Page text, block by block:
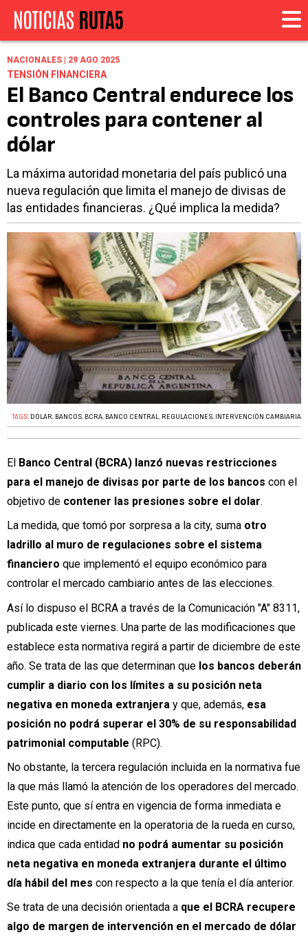
NACIONALES | 29 AGO 2025
TENSIÓN FINANCIERA
El Banco Central endurece los
controles para contener al
dólar
La máxima autoridad monetaria del país publicó una
nueva regulación que limita el manejo de divisas de
las entidades financieras. ¿Qué implica la medida?
TAGS: DÓLAR, BANCOS, BCRA, BANCO CENTRAL, REGULACIONES, INTERVENCIÓN CAMBIARIA
El Banco Central (BCRA) lanzó nuevas restricciones
para el manejo de divisas por parte de los bancos con el
objetivo de contener las presiones sobre el dolar.
La medida, que tomó por sorpresa a la city, suma otro
ladrillo al muro de regulaciones sobre el sistema
financiero que implementó el equipo económico para
controlar el mercado cambiario antes de las elecciones.
Así lo dispuso el BCRA a través de la Comunicación "A" 8311,
publicada este viernes. Una parte de las modificaciones que
establece esta normativa regirá a partir de diciembre de este
año. Se trata de las que determinan que los bancos deberán
cumplir a diario con los límites a su posición neta
negativa en moneda extranjera y que, además, esa
posición no podrá superar el 30% de su responsabilidad
patrimonial computable (RPC).
No obstante, la tercera regulación incluida en la normativa fue
la que más llamó la atención de los operadores del mercado.
Este punto, que sí entra en vigencia de forma inmediata e
incide en directamente en la operatoria de la rueda en curso,
indica que cada entidad no podrá aumentar su posición
neta negativa en moneda extranjera durante el último
día hábil del mes con respecto a la que tenía el día anterior.
Se trata de una decisión orientada a que el BCRA recupere
algo de margen de intervención en el mercado de dólar